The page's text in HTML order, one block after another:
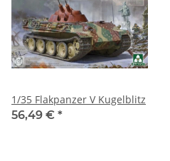
1/35 Flakpanzer V Kugelblitz
56,49 € *